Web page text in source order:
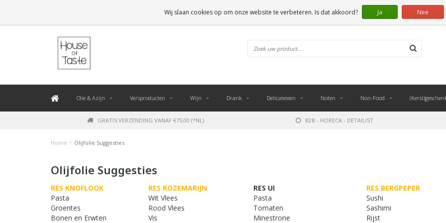
Olie & Azijn Versproducten Wijn Drank Delicatessen Noten Non-Food
GRATIS VERZENDING VANAF €75,00 (*NL) B2B - HORECA - DETAILIST
Home / Olijfolie Suggesties
Olijfolie Suggesties
RES KNOFLOOK
Pasta
Groentes
Bonen en Erwten
RES ROZEMARIJN
Wit Vlees
Rood Vlees
Vis
RES UI
Pasta
Tomaten
Minestrone
RES BERGPEPER
Sushi
Sashimi
Rijst
Wij slaan cookies op om onze website te verbeteren. Is dat akkoord? Ja Nee